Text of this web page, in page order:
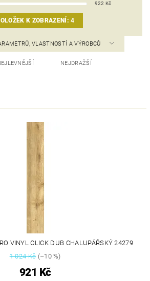
922 Kč
K ZOBRAZENÍ:4
VLASTNOSTÍ A VÝROBCŮ
NEJDRAŽŠÍ
VINYL CLICK DUB CHALUPÁŘSKÝ 24279
1 024 Kč(–10 %)
921 Kč